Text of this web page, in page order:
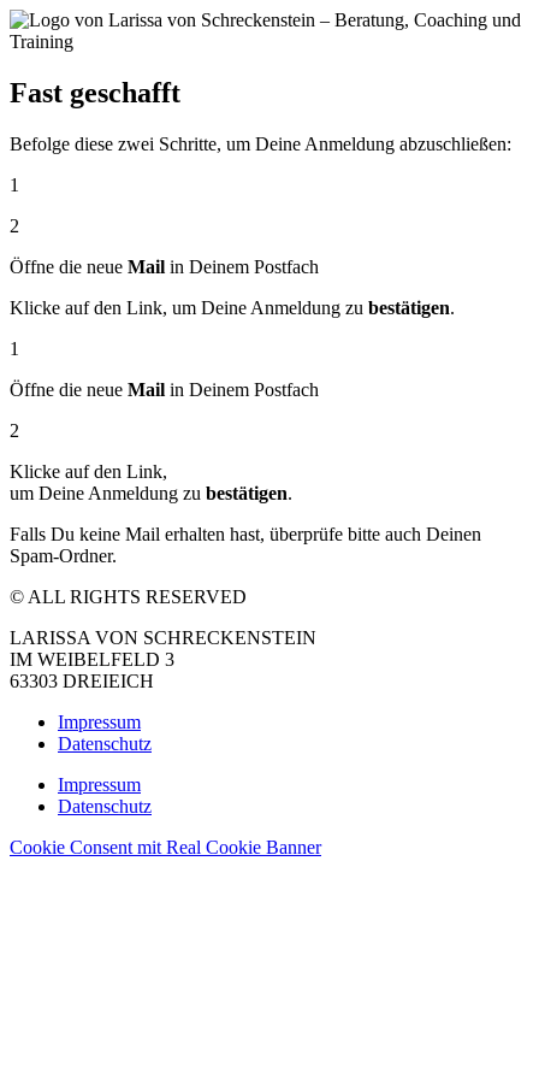
Fast geschafft
Befolge diese zwei Schritte, um Deine Anmeldung abzuschließen:
1
2
Öffne die neue Mail in Deinem Postfach
Klicke auf den Link, um Deine Anmeldung zu bestätigen.
1
Öffne die neue Mail in Deinem Postfach
2
Klicke auf den Link,
um Deine Anmeldung zu bestätigen.
Falls Du keine Mail erhalten hast, überprüfe bitte auch Deinen
Spam-Ordner.
© ALL RIGHTS RESERVED
LARISSA VON SCHRECKENSTEIN
IM WEIBELFELD 3
63303 DREIEICH
Impressum
Datenschutz
Impressum
Datenschutz
Cookie Consent mit Real Cookie Banner